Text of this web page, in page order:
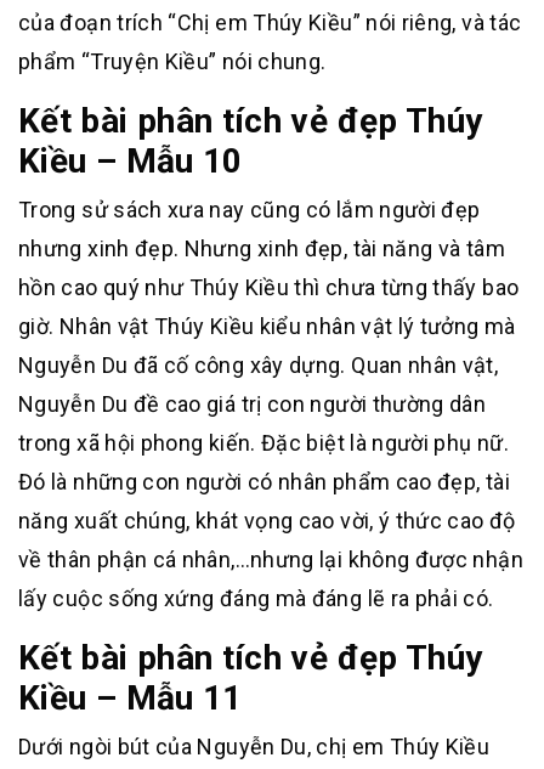
của đoạn trích “Chị em Thúy Kiều” nói riêng, và tác
phẩm “Truyện Kiều” nói chung.
Kết bài phân tích vẻ đẹp Thúy
Kiều – Mẫu 10
Trong sử sách xưa nay cũng có lắm người đẹp
nhưng xinh đẹp. Nhưng xinh đẹp, tài năng và tâm
hồn cao quý như Thúy Kiều thì chưa từng thấy bao
giờ. Nhân vật Thúy Kiều kiểu nhân vật lý tưởng mà
Nguyễn Du đã cố công xây dựng. Quan nhân vật,
Nguyễn Du đề cao giá trị con người thường dân
trong xã hội phong kiến. Đặc biệt là người phụ nữ.
Đó là những con người có nhân phẩm cao đẹp, tài
năng xuất chúng, khát vọng cao vời, ý thức cao độ
về thân phận cá nhân,…nhưng lại không được nhận
lấy cuộc sống xứng đáng mà đáng lẽ ra phải có.
Kết bài phân tích vẻ đẹp Thúy
Kiều – Mẫu 11
Dưới ngòi bút của Nguyễn Du, chị em Thúy Kiều